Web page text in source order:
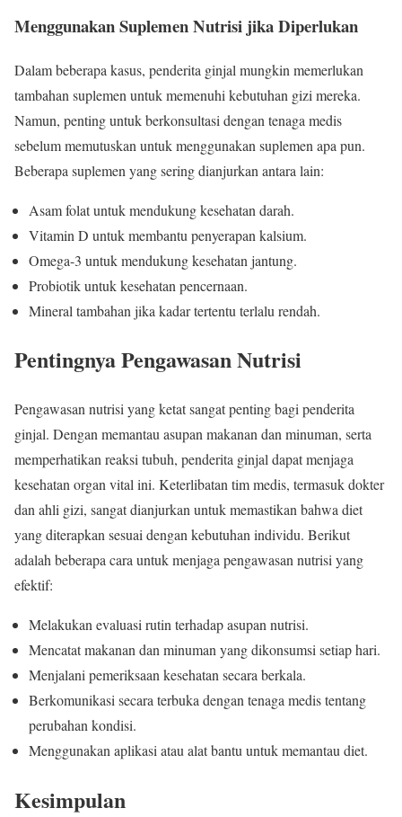
Menggunakan Suplemen Nutrisi jika Diperlukan
Dalam beberapa kasus, penderita ginjal mungkin memerlukan
tambahan suplemen untuk memenuhi kebutuhan gizi mereka.
Namun, penting untuk berkonsultasi dengan tenaga medis
sebelum memutuskan untuk menggunakan suplemen apa pun.
Beberapa suplemen yang sering dianjurkan antara lain:
Asam folat untuk mendukung kesehatan darah.
Vitamin D untuk membantu penyerapan kalsium.
Omega-3 untuk mendukung kesehatan jantung.
Probiotik untuk kesehatan pencernaan.
Mineral tambahan jika kadar tertentu terlalu rendah.
Pentingnya Pengawasan Nutrisi
Pengawasan nutrisi yang ketat sangat penting bagi penderita
ginjal. Dengan memantau asupan makanan dan minuman, serta
memperhatikan reaksi tubuh, penderita ginjal dapat menjaga
kesehatan organ vital ini. Keterlibatan tim medis, termasuk dokter
dan ahli gizi, sangat dianjurkan untuk memastikan bahwa diet
yang diterapkan sesuai dengan kebutuhan individu. Berikut
adalah beberapa cara untuk menjaga pengawasan nutrisi yang
efektif:
Melakukan evaluasi rutin terhadap asupan nutrisi.
Mencatat makanan dan minuman yang dikonsumsi setiap hari.
Menjalani pemeriksaan kesehatan secara berkala.
Berkomunikasi secara terbuka dengan tenaga medis tentang
perubahan kondisi.
Menggunakan aplikasi atau alat bantu untuk memantau diet.
Kesimpulan